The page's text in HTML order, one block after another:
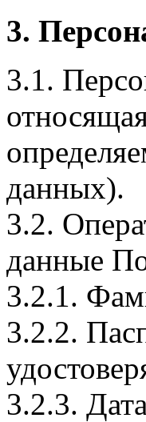
3.
3.1.
данных).
3.2.
данные
3.2.1.
3.2.2.
3.2.3.